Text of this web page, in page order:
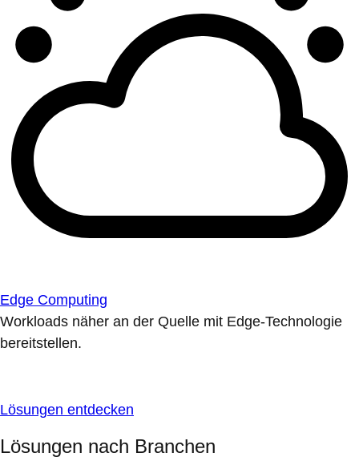
Edge Computing
Workloads näher an der Quelle mit Edge-Technologie
bereitstellen.
Lösungen entdecken
Lösungen nach Branchen